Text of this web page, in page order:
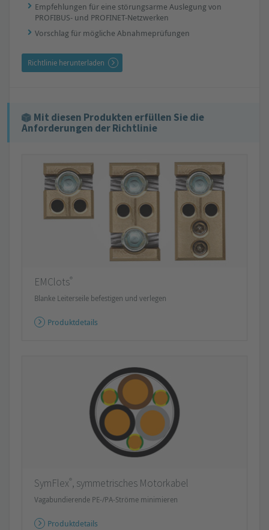
Empfehlungen für eine störungsarme Auslegung von
PROFIBUS- und PROFINET-Netzwerken
Vorschlag für mögliche Abnahmeprüfungen
Richtlinie herunterladen
Mit diesen Produkten erfüllen Sie die
Anforderungen der Richtlinie
EMClots®
Blanke Leiterseile befestigen und verlegen
Produktdetails
SymFlex®, symmetrisches Motorkabel
Vagabundierende PE-/PA-Ströme minimieren
Produktdetails